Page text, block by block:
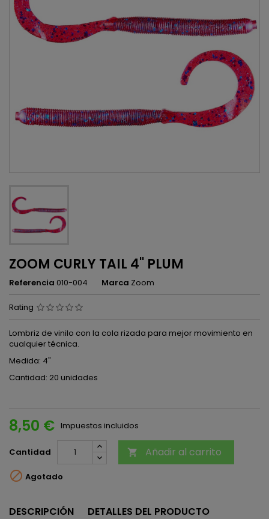
ZOOM CURLY TAIL 4'' PLUM
Referencia 010-004 Marca Zoom
Rating
Lombriz de vinilo con la cola rizada para mejor movimiento en
cualquier técnica.
Medida: 4"
Cantidad: 20 unidades
8,50 € Impuestos incluidos
Cantidad  Añadir al carrito
 Agotado
DESCRIPCIÓN
DETALLES DEL PRODUCTO